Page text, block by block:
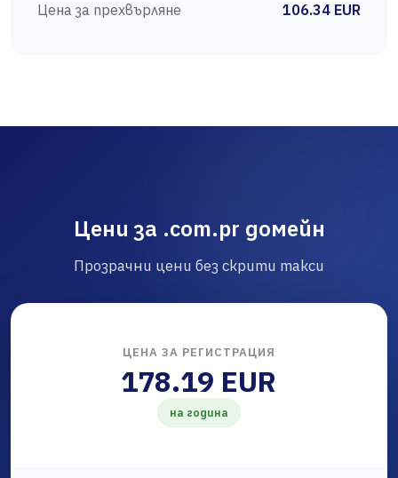
Цена за прехвърляне
106.34 EUR
Цени за .com.pr домейн
Прозрачни цени без скрити такси
ЦЕНА ЗА РЕГИСТРАЦИЯ
178.19 EUR
на година